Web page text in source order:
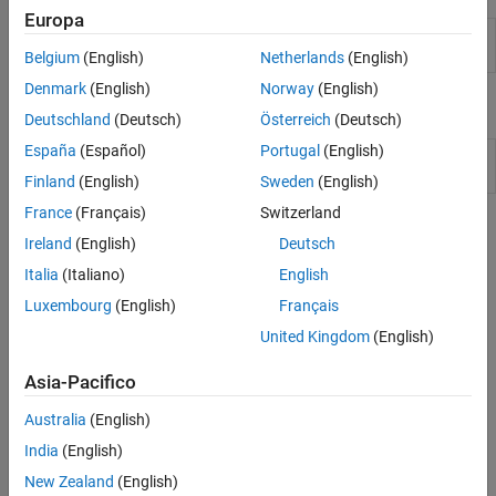
Class Diagram
Viewer
Create diagrams with class details and
hierarchies
Classi
matlab.diagram.ClassViewer
Create class diagrams in
Class Diagram Viewer app
Argomenti
Use of Editor and Debugger with Classes
effective environment for class development.
MATLAB updates instances of a class when you change the class
definition. In some cases, you must clear the class before the
changes can be applied.
MATLAB Code Analyzer Warnings
Europa
Belgium (English)
Denmark (English)
Deutschland (Deutsch)
España (Español)
Finland (English)
France (Français)
Ireland (English)
Italia (Italiano)
Luxembourg (English)
Netherlands(English)
Norway(English)
Österreich (Deutsch)
Portugal (English)
Sweden (English)
Switzerland
Deutsch
English
Français
United Kingdom(English)
Asia-Pacifico
Australia (English)
India (English)
New Zealand (English)